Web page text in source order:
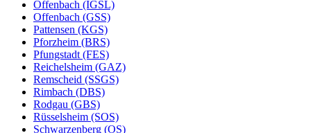
Offenbach (IGSL)
Offenbach (GSS)
Pattensen (KGS)
Pforzheim (BRS)
Pfungstadt (FES)
Reichelsheim (GAZ)
Remscheid (SSGS)
Rimbach (DBS)
Rodgau (GBS)
Rüsselsheim (SOS)
Schwarzenberg (OS)